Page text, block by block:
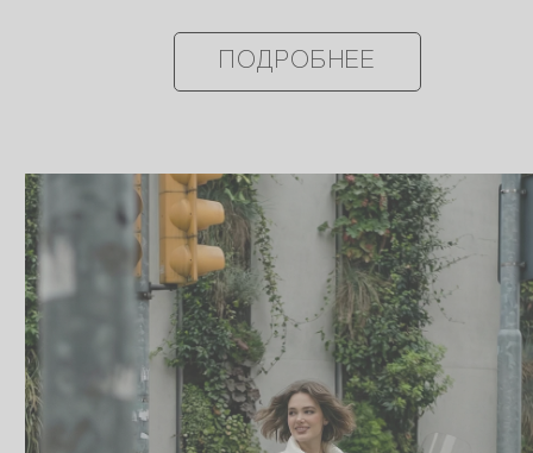
ПОДРОБНЕЕ